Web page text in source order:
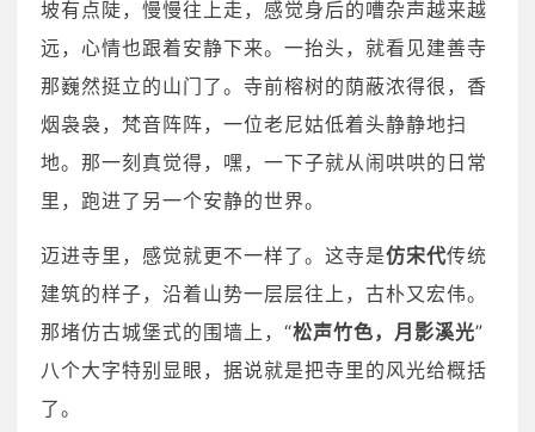
坡有点陡，慢慢往上走，感觉身后的嘈杂声越来越
远，心情也跟着安静下来。一抬头，就看见建善寺
那巍然挺立的山门了。寺前榕树的荫蔽浓得很，香
烟袅袅，梵音阵阵，一位老尼姑低着头静静地扫
地。那一刻真觉得，嘿，一下子就从闹哄哄的日常
里，跑进了另一个安静的世界。
迈进寺里，感觉就更不一样了。这寺是仿宋代传统
建筑的样子，沿着山势一层层往上，古朴又宏伟。
那堵仿古城堡式的围墙上，“松声竹色，月影溪光”
八个大字特别显眼，据说就是把寺里的风光给概括
了。